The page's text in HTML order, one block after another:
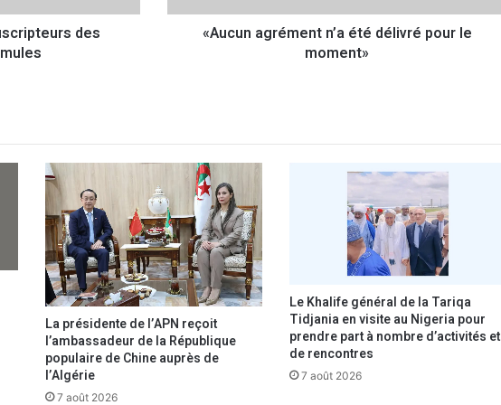
des
r
’
a
t
é
d
é
l
i
v
r
é
«Aucun agrément n’a été délivré pour le
moment»
La présidente de l’APN reçoit
l’ambassadeur de la République
populaire de Chine auprès de
l’Algérie
7 août 2026
Le Khalife général de la Tariqa
Tidjania en visite au Nigeria pour
prendre part à nombre d’activités et
de rencontres
7 août 2026